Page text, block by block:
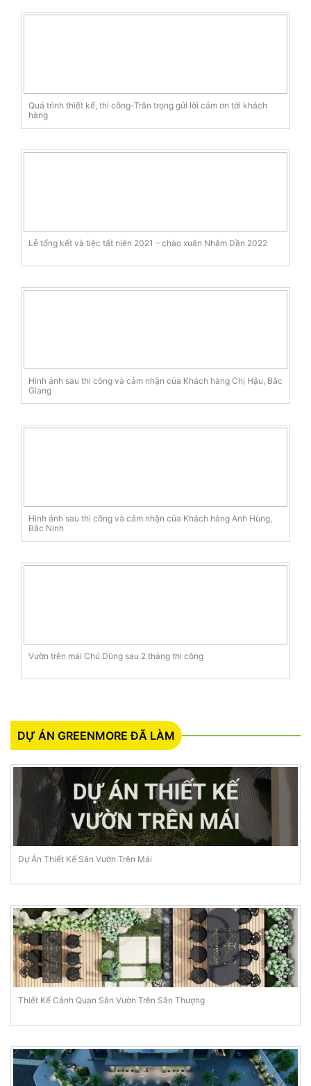
Quá trình thiết kế, thi công-Trân trọng gửi lời cảm ơn tới khách
hàng
Lễ tổng kết và tiệc tất niên 2021 – chào xuân Nhâm Dần 2022
Hình ảnh sau thi công và cảm nhận của Khách hàng Chị Hậu, Bắc
Giang
Hình ảnh sau thi công và cảm nhận của Khách hàng Anh Hùng,
Bắc Ninh
Vườn trên mái Chú Dũng sau 2 tháng thi công
DỰ ÁN GREENMORE ĐÃ LÀM
Dự Án Thiết Kế Sân Vườn Trên Mái
Thiết Kế Cảnh Quan Sân Vườn Trên Sân Thượng